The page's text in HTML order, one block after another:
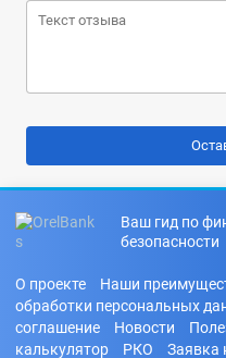
Ваш гид по
безопасности
О проекте Наши
обработки персональных
соглашение
Новости
калькулятор
РКО Заявка